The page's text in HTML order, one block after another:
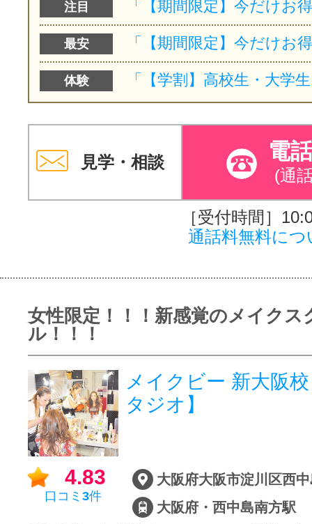
注目
最安
体験
見学・相談 電
(通
［受付時間］
通話料無料につ
女性限定！！！新感覚のメイクス
ル！！！
メイクビー 新大阪
タジオ】
4.83
口コミ 3件
大阪府・西中島南方駅